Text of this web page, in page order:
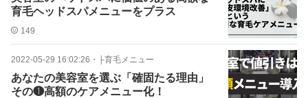
育毛ヘッドスパメニューをプラス
149
2022-05-29 16:02:26 ・ ├育毛メニュー
あなたの美容室を選ぶ「確固たる理由」
その❶高額のケアメニュー化！